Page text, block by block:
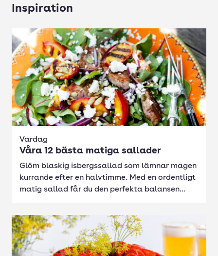
Inspiration
Vardag
Våra 12 bästa matiga sallader
Glöm blaskig isbergssallad som lämnar magen
kurrande efter en halvtimme. Med en ordentligt
matig sallad får du den perfekta balansen...